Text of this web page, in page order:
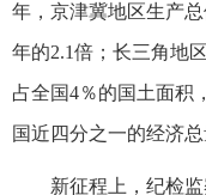
年，京津冀地区生产
年的2.1倍；长三角地
占全国4％的国土面积
国近四分之一的经济
新征程上，纪检